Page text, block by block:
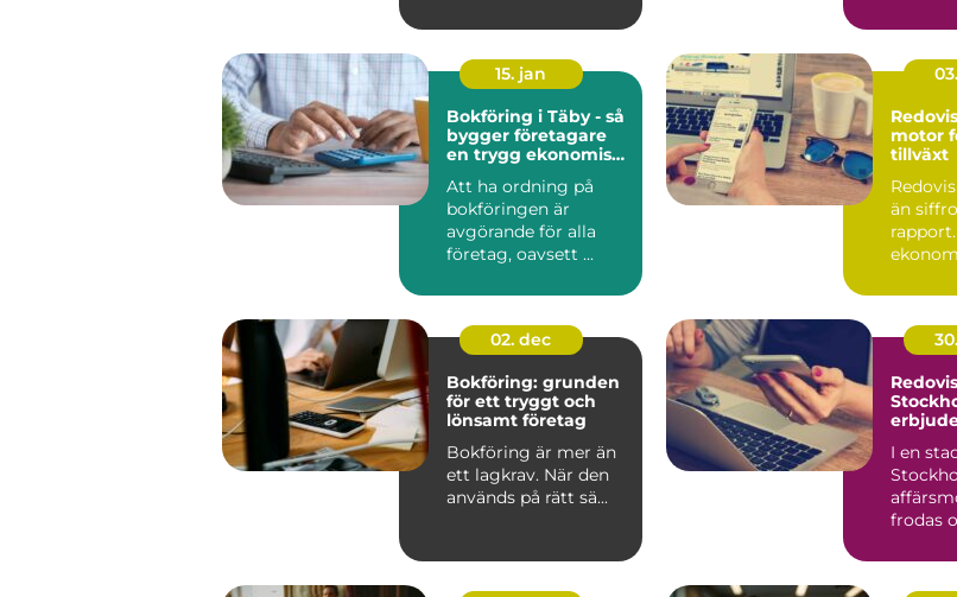
växan...
15. jan
Bokföring i Täby - så
bygger företagare
en trygg ekonomisk
Att ha ordning på
bokföringen är
avgörande för alla
företag, oavsett ...
motor
tillväxt
än
02. dec
Bokföring: grunden
för ett tryggt och
lönsamt företag
Bokföring är mer än
ett lagkrav. När den
används på rätt sä...
I en
frodas